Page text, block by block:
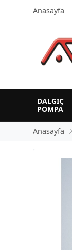
Anasayfa
DALGIÇ
POMPA
Anasayfa